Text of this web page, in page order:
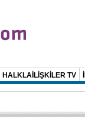
HALKLAİLİŞKİLER TV